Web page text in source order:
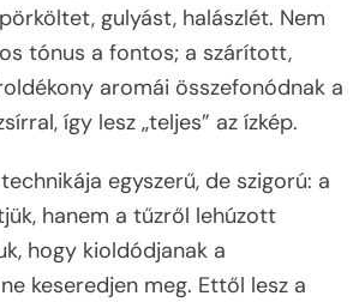
gulyást, halászlét. Nem
tónus a fontos; a szárított,
aromái összefonódnak a
így lesz „teljes” az ízkép.
egyszerű, de szigorú: a
hanem a tűzről lehúzott
hogy kioldódjanak a
keseredjen meg. Ettől lesz a